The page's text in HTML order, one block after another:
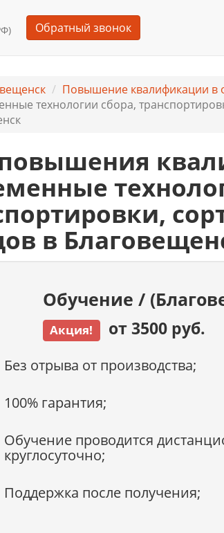
Обратный звонок
Повышение квалификации в
технологии сбора,
в
Обучение /
Акция! от 3500 руб.
Без отрыва от производства;
100% гарантия;
Обучение проводится
круглосуточно;
Поддержка после получения;